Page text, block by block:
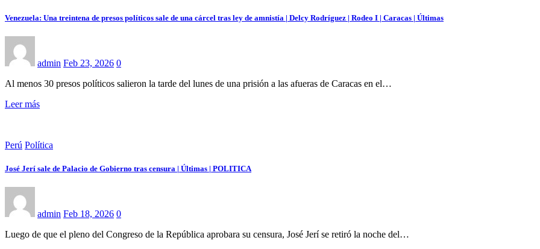
Venezuela: Una treintena de presos políticos sale de una cárcel tras ley de amnistía | Delcy Rodríguez | Rodeo I | Caracas | Últimas
admin Feb 23, 2026 0
Al menos 30 presos políticos salieron la tarde del lunes de una prisión a las afueras de Caracas en el…
Leer más
Perú Política
José Jerí sale de Palacio de Gobierno tras censura | Últimas | POLITICA
admin Feb 18, 2026 0
Luego de que el pleno del Congreso de la República aprobara su censura, José Jerí se retiró la noche del…